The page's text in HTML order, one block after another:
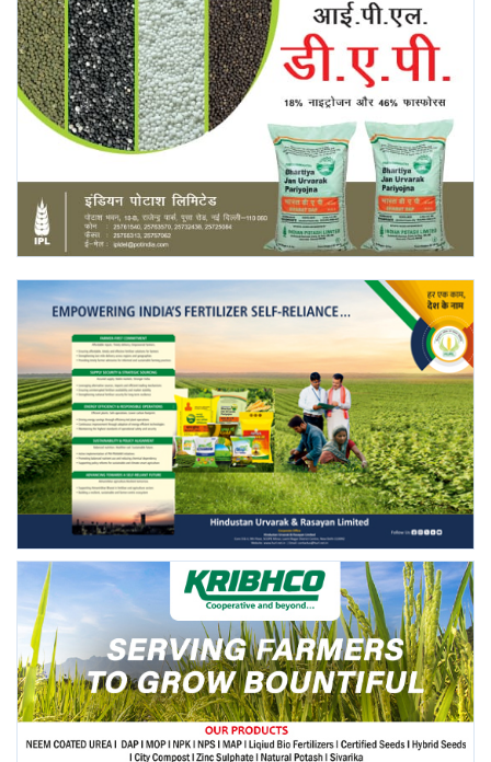
International
Rural Dialogue
Ground Report
Rural Connect
Gallery
National
Latest News
Agriculture Conclave and NACOF
Awards 2022
Agri Start-Ups
Language
English Hindi